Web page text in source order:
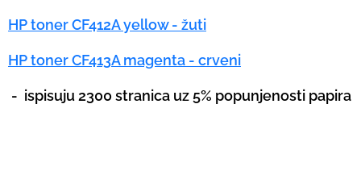
HP toner CF412A yellow - žuti
HP toner CF413A magenta - crveni
- ispisuju 2300 stranica uz 5% popunjenosti papira